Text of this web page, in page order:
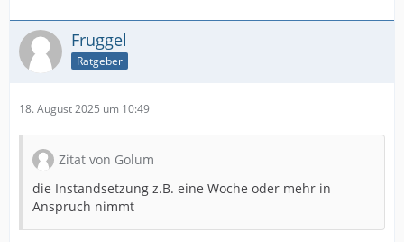
Fruggel
Ratgeber
18. August 2025 um 10:49
Zitat von Golum
die Instandsetzung z.B. eine Woche oder mehr in
Anspruch nimmt